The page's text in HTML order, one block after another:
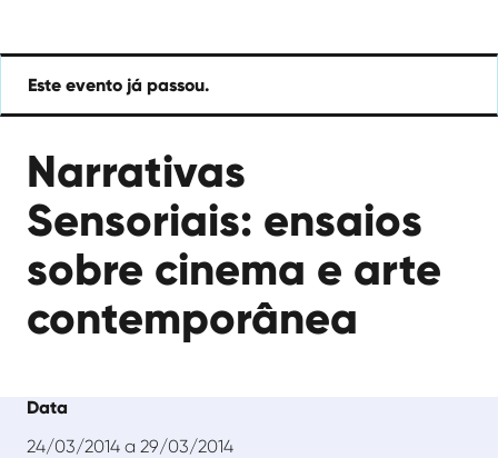
Artes
Este evento já passou.
Narrativas
Sensoriais: ensaios
sobre cinema e arte
contemporânea
Data
24/03/2014 a 29/03/2014